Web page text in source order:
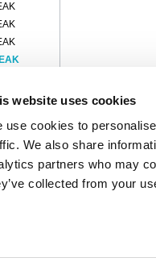
website uses cookies
use cookies to
We also share
partners who may
collected from your
4. Posta-kutxa 23 - 20500